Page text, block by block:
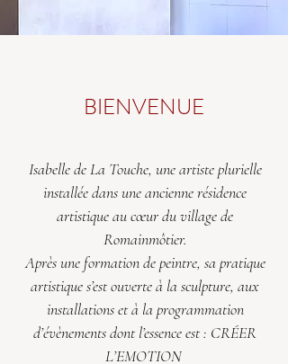
BIENVENUE
Isabelle de La Touche, une artiste plurielle
installée dans une ancienne résidence
artistique au cœur du village de
Romainmôtier.
Après une formation de peintre, sa pratique
artistique s’est ouverte à la sculpture, aux
installations et à la programmation
d’évènements dont l’essence est : CRÉER
L’EMOTION